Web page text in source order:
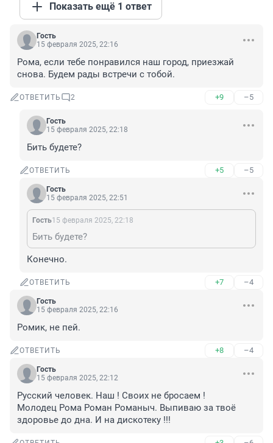
Показать ещё 1 ответ
Гость
15 февраля 2025, 22:16
Рома, если тебе понравился наш город, приезжай
снова. Будем рады встречи с тобой.
ОТВЕТИТЬ 2 +9 –5
Гость
15 февраля 2025, 22:18
Бить будете?
ОТВЕТИТЬ +5 –5
Гость
15 февраля 2025, 22:51
Гость15 февраля 2025, 22:18
Бить будете?
Конечно.
ОТВЕТИТЬ +7 –4
Гость
15 февраля 2025, 22:16
Ромик, не пей.
ОТВЕТИТЬ +8 –4
Гость
15 февраля 2025, 22:12
Русский человек. Наш ! Своих не бросаем !
Молодец Рома Роман Романыч. Выпиваю за твоё
здоровье до дна. И на дискотеку !!!